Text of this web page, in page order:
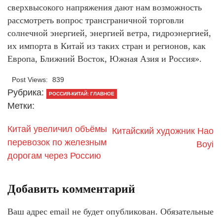
сверхвысокого напряжения дают нам возможность
рассмотреть вопрос трансграничной торговли
солнечной энергией, энергией ветра, гидроэнергией,
их импорта в Китай из таких стран и регионов, как
Европа, Ближний Восток, Южная Азия и Россия».
Post Views: 839
Рубрика: РОССИЯ-КИТАЙ: ГЛАВНОЕ
Метки:
Китай увеличил объёмы
перевозок по железным
дорогам через Россию
Китайский художник Hao
Boyi
Добавить комментарий
Ваш адрес email не будет опубликован. Обязательные